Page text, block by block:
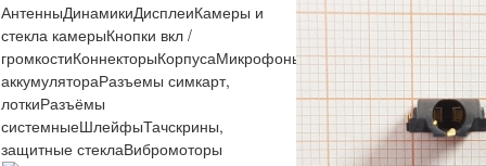
АнтенныДинамикиДисплеиКамеры и
стекла камерыКнопки вкл /
громкостиКоннекторыКорпусаМикрофоныМикросхемыПлаты
аккумулятораРазъемы симкарт,
лоткиРазъёмы
системныеШлейфыТачскрины,
защитные стеклаВибромоторы